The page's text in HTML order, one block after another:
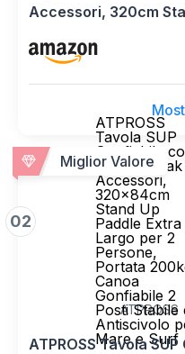
Accessori, 320cm
per Tutti i Livelli,
200kg per 2 Persone,
Miglior Valore
02
ATPROSS
Tavola SUP
Gonfiabile
Sedile
Accessori,
320x84cm
Stand Up
Paddle Extra
Largo per 2
Persone,
Portata
Canoa
Gonfiabile 2
Posti Stabile
Antiscivolo
Mare e Surf
ATPROSS
ATPROSS Tavola